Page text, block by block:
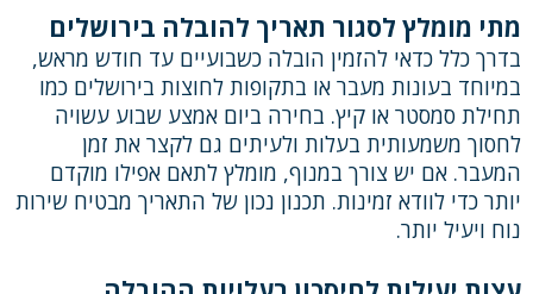
מתי מומלץ לסגור תאריך להובלה בירושלים
בדרך כלל כדאי להזמין הובלה כשבועיים עד חודש מראש,
במיוחד בעונות מעבר או בתקופות לחוצות בירושלים כמו
תחילת סמסטר או קיץ. בחירה ביום אמצע שבוע עשויה
לחסוך משמעותית בעלות ולעיתים גם לקצר את זמן
המעבר. אם יש צורך במנוף, מומלץ לתאם אפילו מוקדם
יותר כדי לוודא זמינות. תכנון נכון של התאריך מבטיח שירות
נוח ויעיל יותר.